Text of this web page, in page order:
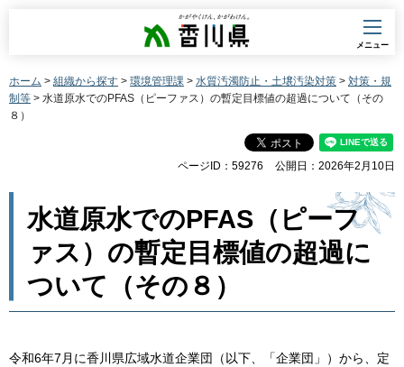
香川県
メニュー
ホーム > 組織から探す > 環境管理課 > 水質汚濁防止・土壌汚染対策 > 対策・規
制等 > 水道原水でのPFAS（ピーファス）の暫定目標値の超過について（その
８）
ページID：59276 公開日：2026年2月10日
水道原水でのPFAS（ピーフ
ァス）の暫定目標値の超過に
ついて（その８）
令和6年7月に香川県広域水道企業団（以下、「企業団」）から、定